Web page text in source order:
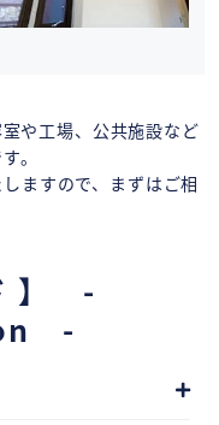
や工場、公共施設など
。
ますので、まずはご相
】 -
-